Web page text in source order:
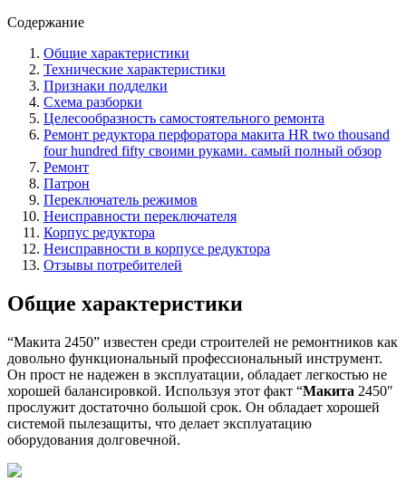
Содержание
Общие характеристики
Технические характеристики
Признаки подделки
Схема разборки
Целесообразность самостоятельного ремонта
Ремонт редуктора перфоратора макита HR two thousand
four hundred fifty своими руками. самый полный обзор
Ремонт
Патрон
Переключатель режимов
Неисправности переключателя
Корпус редуктора
Неисправности в корпусе редуктора
Отзывы потребителей
Общие характеристики
“Макита 2450” известен среди строителей не ремонтников как
довольно функциональный профессиональный инструмент.
Он прост не надежен в эксплуатации, обладает легкостью не
хорошей балансировкой. Используя этот факт “Макита 2450″
прослужит достаточно большой срок. Он обладает хорошей
системой пылезащиты, что делает эксплуатацию
оборудования долговечной.